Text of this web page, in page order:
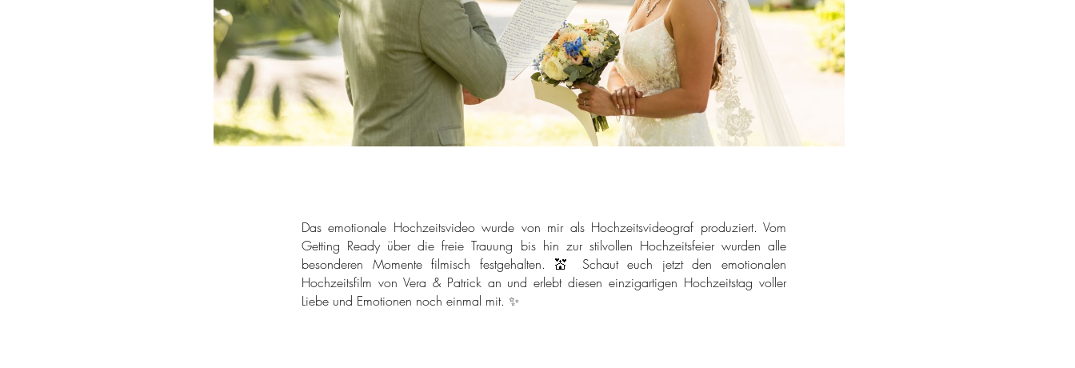
Das emotionale Hochzeitsvideo wurde von mir als Hochzeitsvideograf produziert. Vom
Getting Ready über die freie Trauung bis hin zur stilvollen Hochzeitsfeier wurden alle
besonderen Momente filmisch festgehalten. 💒 Schaut euch jetzt den emotionalen
Hochzeitsfilm von Vera & Patrick an und erlebt diesen einzigartigen Hochzeitstag voller
Liebe und Emotionen noch einmal mit. ✨